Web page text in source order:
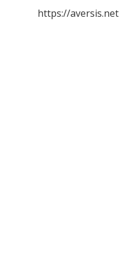
https://aversis.net